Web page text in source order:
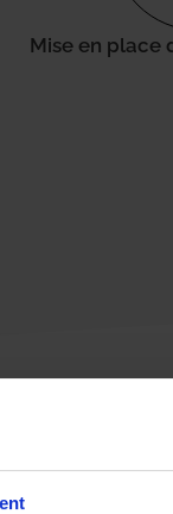
Mise en place